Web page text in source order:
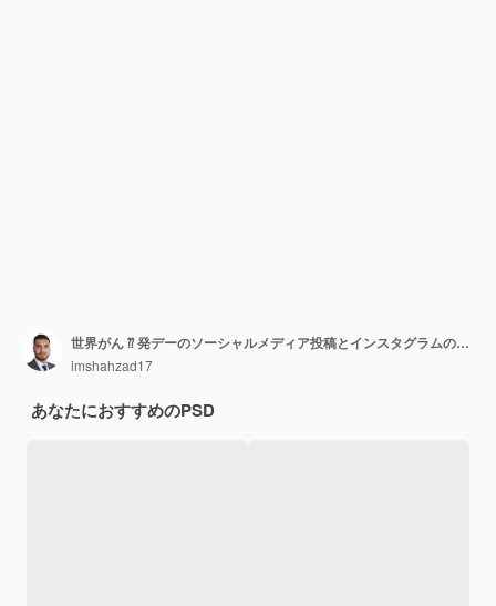
世界がん ⁇ 発デーのソーシャルメディア投稿とインスタグラムのバナーデザインテンプレート
imshahzad17
あなたにおすすめのPSD